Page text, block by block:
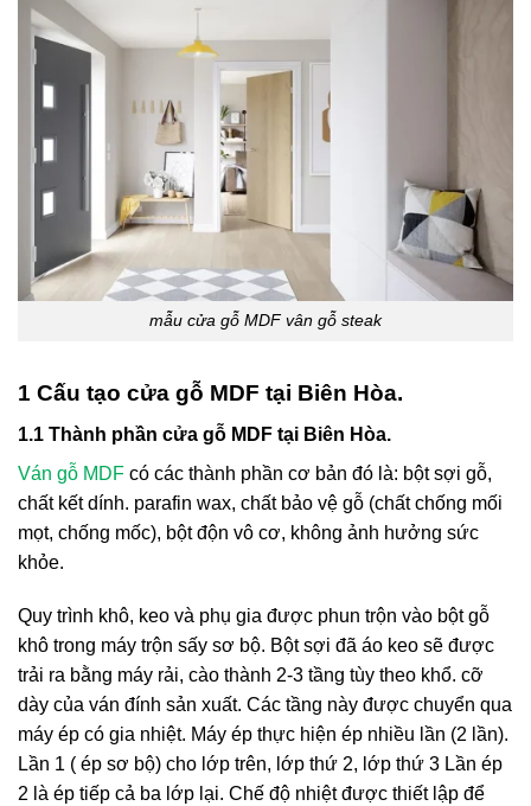
mẫu cửa gỗ MDF vân gỗ steak
1 Cấu tạo cửa gỗ MDF tại Biên Hòa.
1.1 Thành phần cửa gỗ MDF tại Biên Hòa.
Ván gỗ MDF có các thành phần cơ bản đó là: bột sợi gỗ,
chất kết dính. parafin wax, chất bảo vệ gỗ (chất chống mối
mọt, chống mốc), bột độn vô cơ, không ảnh hưởng sức
khỏe.
Quy trình khô, keo và phụ gia được phun trộn vào bột gỗ
khô trong máy trộn sấy sơ bộ. Bột sợi đã áo keo sẽ được
trải ra bằng máy rải, cào thành 2-3 tầng tùy theo khổ. cỡ
dày của ván đính sản xuất. Các tầng này được chuyển qua
máy ép có gia nhiệt. Máy ép thực hiện ép nhiều lần (2 lần).
Lần 1 ( ép sơ bộ) cho lớp trên, lớp thứ 2, lớp thứ 3 Lần ép
2 là ép tiếp cả ba lớp lại. Chế độ nhiệt được thiết lập để